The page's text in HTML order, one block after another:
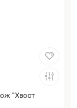
"Хвост